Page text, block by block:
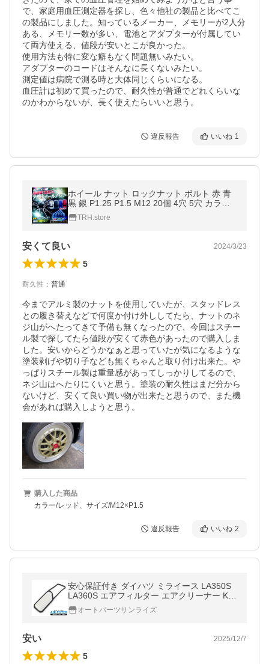
で、家庭用血圧測定器を探し、色々他社の製品と比べてこ
の製品にしました。知っているメーカー、メモリーが2人分
ある、メモリー数が多い、電池とアダプターが付属してい
て両方使える、値段が安いとこが良かった。
使用方法も特に変な癖もなく問題無いみたい。
アダプターのコードはそんなに長くないみたい。
測定値は病院で測る時と大体同じくらいになる。
血圧計は初めて買ったので、耐久性が普通でどれくらいな
のかわからないが、長く使えたらいいと思う。
違反報告 いいね 1
ホイール ナット ロックナット ボルト 赤 青
黒 銀 P1.25 P1.5 M12 20個 4穴 5穴 カラー
ナット 盗難防止 ヘプタゴン
TRH.store
安くて良い 2024/3/23
5
耐久性 ： 普通
今までアルミ製のナットを使用していたが、スタッドレス
との履き替えなどで何度か付け外ししてたら、ナットのネ
ジ山がへたってきて予備も無くなったので、今回はスチー
ル製で探してたら値段が安くて赤色があったので購入しま
した。安いからどうかなぁと思っていたが気になるような
塗装剥げや切り子なども無くちゃんと取り付け出来た。や
っぱりスチール製は重量感があってしっかりしてるので、
ネジ山はへたりにくいと思う。塗装の耐久性はまだ分から
ないけど、安くて良い買い物が出来たと思うので、また機
会があれば購入しようと思う。
購入した商品
カラー/レッド、サイズ/M12×P1.5
違反報告 いいね 2
安心保証付き ダイハツ ミライース LA350S
LA360S エアフィルター エアクリーナー KF
VE 17801-B2050 17801-B2090 互換品
オートパーツサンライズ
安い 2025/12/7
5